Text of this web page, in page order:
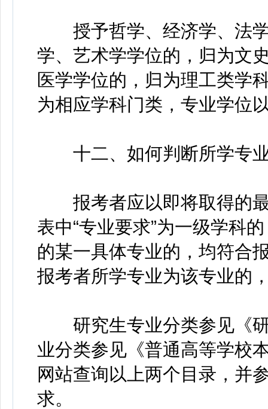
授予哲学、经济学、法学
学、艺术学学位的，归为文
医学学位的，归为理工类学
为相应学科门类，专业学位
十二、如何判断所学专业
报考者应以即将取得的最
表中“专业要求”为一级学科
的某一具体专业的，均符合
报考者所学专业为该专业的
研究生专业分类参见《研
业分类参见《普通高等学校
网站查询以上两个目录，并
求。